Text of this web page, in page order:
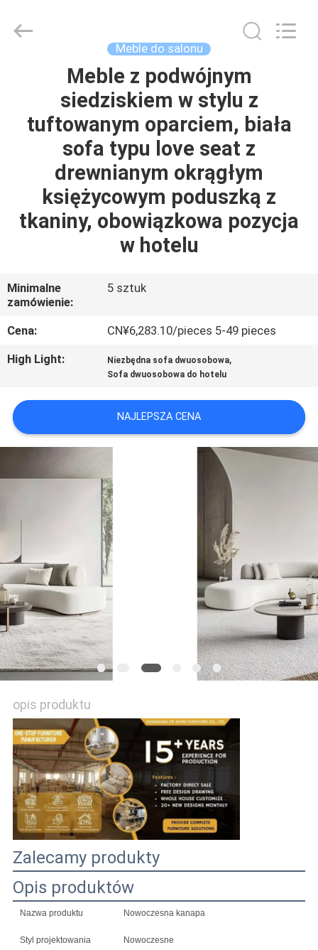
PRODUKTY
FILMY
POKAZ
VR
O
NAS
WYCIECZKA
FABRYCE
SKONTAKTUJ
NAMI
AKTUALNOŚCI
WSZYSTKIE
PRZYPADKI
POPROSIĆ
O
WYCENĘ
SITEMAP
POLITYKA
PRYWATNOŚCI
Furniture
Meble do salonu
Meble z podwójnym
siedziskiem w stylu z
tuftowanym oparciem, biała
sofa typu love seat z
drewnianym okrągłym
księżycowym poduszką z
tkaniny, obowiązkowa pozycja
w hotelu
Minimalne
zamówienie:
5 sztuk
Cena:
CN¥6,283.10/pieces 5-49 pieces
High Light:
Niezbędna sofa dwuosobowa,
Sofa dwuosobowa do hotelu
NAJLEPSZA CENA
opis produktu
Zalecamy produkty
Opis produktów
Nazwa produktu Nowoczesna kanapa
Styl projektowania Nowoczesne